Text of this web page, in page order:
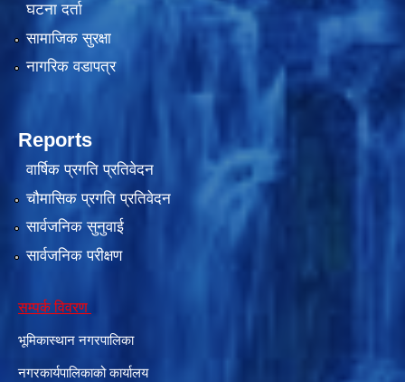
घटना दर्ता
सामाजिक सुरक्षा
नागरिक वडापत्र
Reports
वार्षिक प्रगति प्रतिवेदन
चौमासिक प्रगति प्रतिवेदन
सार्वजनिक सुनुवाई
सार्वजनिक परीक्षण
सम्पर्क विवरण
भूमिकास्थान नगरपालिका
नगरकार्यपालिकाको कार्यालय